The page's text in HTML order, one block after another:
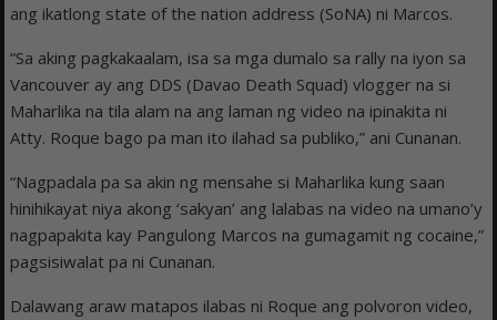
ang ikatlong state of the nation address (SoNA) ni Marcos.
“Sa aking pagkakaalam, isa sa mga dumalo sa rally na iyon sa
Vancouver ay ang DDS (Davao Death Squad) vlogger na si
Maharlika na tila alam na ang laman ng video na ipinakita ni
Atty. Roque bago pa man ito ilahad sa publiko,” ani Cunanan.
“Nagpadala pa sa akin ng mensahe si Maharlika kung saan
hinihikayat niya akong ‘sakyan’ ang lalabas na video na umano’y
nagpapakita kay Pangulong Marcos na gumagamit ng cocaine,”
pagsisiwalat pa ni Cunanan.
Dalawang araw matapos ilabas ni Roque ang polvoron video,